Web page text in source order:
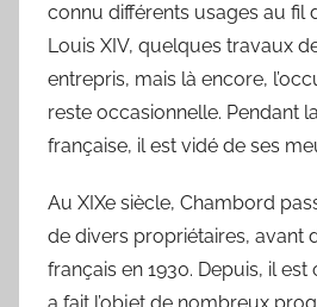
connu différents usages au fil
Louis XIV, quelques travaux
entrepris, mais là encore,
reste occasionnelle. Pendant
française, il est vidé de ses
Au XIXe siècle, Chambord
de divers propriétaires, avant
français en 1930. Depuis, il